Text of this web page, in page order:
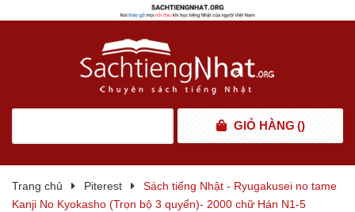
GIỎ HÀNG ()
Trang chủ Piterest
Sách tiếng Nhật - Ryugakusei no tame
Kanji No Kyokasho (Trọn bộ 3 quyển)- 2000 chữ Hán N1-5